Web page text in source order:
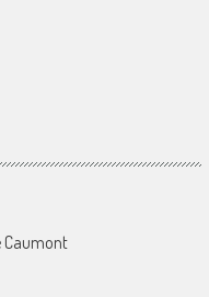
Caumont